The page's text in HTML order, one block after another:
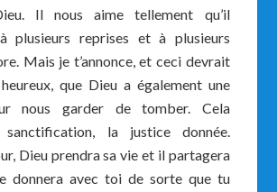
Il nous aime tellement qu’il
plusieurs reprises et à plusieurs
Mais je t’annonce, et ceci devrait
que Dieu a également une
nous garder de tomber. Cela
sanctification, la justice donnée.
Dieu prendra sa vie et il partagera
donnera avec toi de sorte que tu